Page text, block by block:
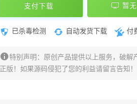
支付下载 暂
已杀毒检测 自动发货下载 付
特别声明：原创产品提供以上服务，破解
正版！如果源码侵犯了您的利益请留言告知！